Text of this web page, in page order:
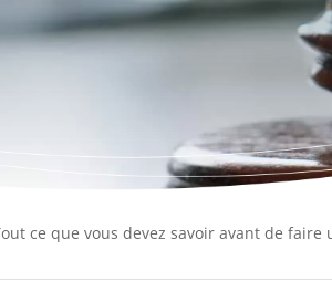
ce que vous devez savoir avant de faire